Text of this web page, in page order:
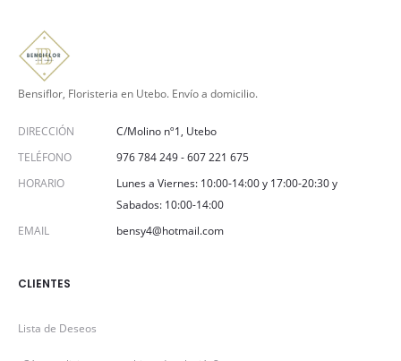
Bensiflor, Floristeria en Utebo. Envío a domicilio.
DIRECCIÓN
C/Molino nº1, Utebo
TELÉFONO
976 784 249-607 221 675
HORARIO
Lunes a Viernes: 10:00-14:00 y 17:00-20:30 y
Sabados: 10:00-14:00
EMAIL
bensy4@hotmail.com
CLIENTES
Lista de Deseos